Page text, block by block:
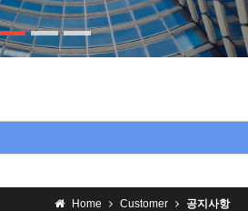
Home Customer 공지사항